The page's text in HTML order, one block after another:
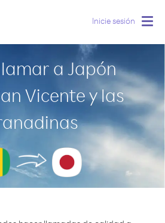
Inicie sesión
a Japón
Vicente y las